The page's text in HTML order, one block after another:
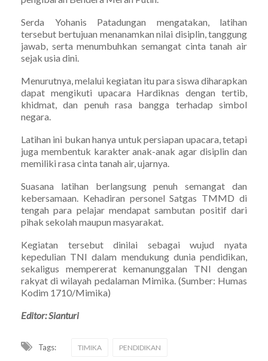
Serda Yohanis Patadungan mengatakan, latihan
tersebut bertujuan menanamkan nilai disiplin, tanggung
jawab, serta menumbuhkan semangat cinta tanah air
sejak usia dini.
Menurutnya, melalui kegiatan itu para siswa diharapkan
dapat mengikuti upacara Hardiknas dengan tertib,
khidmat, dan penuh rasa bangga terhadap simbol
negara.
Latihan ini bukan hanya untuk persiapan upacara, tetapi
juga membentuk karakter anak-anak agar disiplin dan
memiliki rasa cinta tanah air, ujarnya.
Suasana latihan berlangsung penuh semangat dan
kebersamaan. Kehadiran personel Satgas TMMD di
tengah para pelajar mendapat sambutan positif dari
pihak sekolah maupun masyarakat.
Kegiatan tersebut dinilai sebagai wujud nyata
kepedulian TNI dalam mendukung dunia pendidikan,
sekaligus mempererat kemanunggalan TNI dengan
rakyat di wilayah pedalaman Mimika. (Sumber: Humas
Kodim 1710/Mimika)
Editor: Sianturi
Tags: TIMIKA PENDIDIKAN